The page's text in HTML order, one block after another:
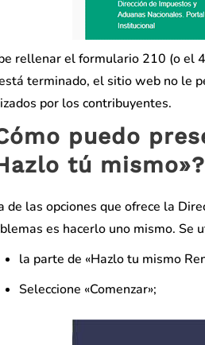
rellenar el formulario 210 (o el
terminado, el sitio web no le
por los contribuyentes.
puedo
tú mismo»?
de las opciones que ofrece la
es hacerlo uno mismo. Se
la parte de «Hazlo tu mismo
Seleccione «Comenzar»;